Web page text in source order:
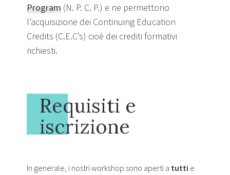
Program (N. P. C. P.) e ne permettono
l’acquisizione dei Continuing Education
Credits (C.E.C’s) cioè dei crediti formativi
richiesti.
Requisiti e
iscrizione
In generale, i nostri workshop sono aperti a tutti e